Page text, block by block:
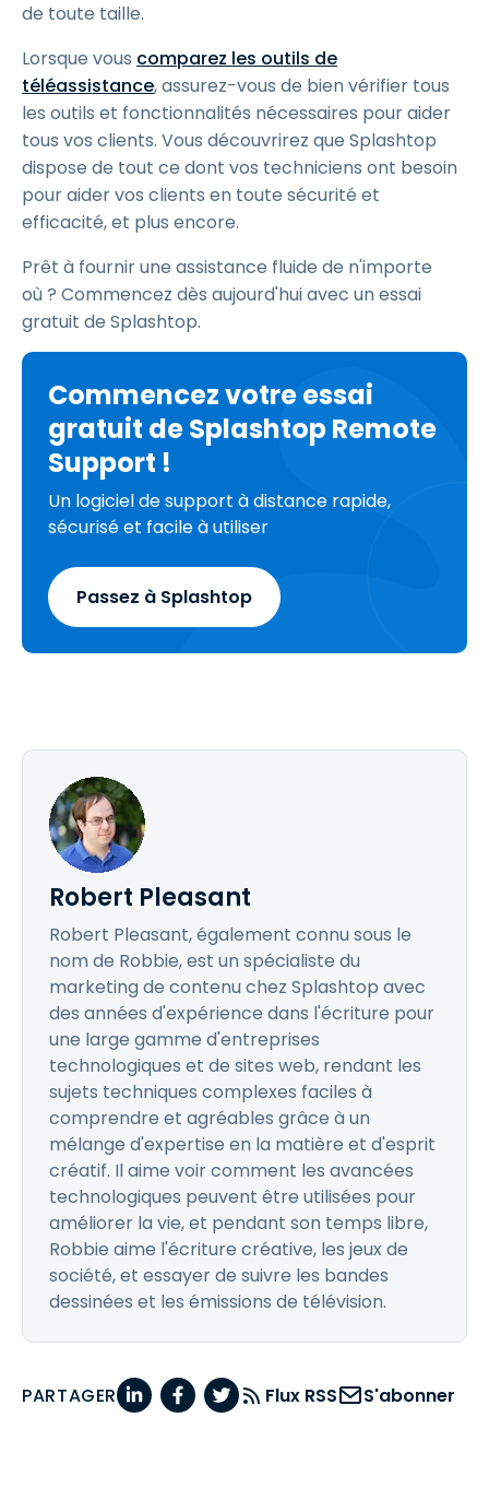
de toute taille.
Lorsque vous comparez les outils de
téléassistance, assurez-vous de bien vérifier tous
les outils et fonctionnalités nécessaires pour aider
tous vos clients. Vous découvrirez que Splashtop
dispose de tout ce dont vos techniciens ont besoin
pour aider vos clients en toute sécurité et
efficacité, et plus encore.
Prêt à fournir une assistance fluide de n'importe
où ? Commencez dès aujourd'hui avec un essai
gratuit de Splashtop.
Commencez votre essai
gratuit de Splashtop Remote
Support !
Un logiciel de support à distance rapide,
sécurisé et facile à utiliser
Passez à Splashtop
Robert Pleasant
Robert Pleasant, également connu sous le
nom de Robbie, est un spécialiste du
marketing de contenu chez Splashtop avec
des années d'expérience dans l'écriture pour
une large gamme d'entreprises
technologiques et de sites web, rendant les
sujets techniques complexes faciles à
comprendre et agréables grâce à un
mélange d'expertise en la matière et d'esprit
créatif. Il aime voir comment les avancées
technologiques peuvent être utilisées pour
améliorer la vie, et pendant son temps libre,
Robbie aime l'écriture créative, les jeux de
société, et essayer de suivre les bandes
dessinées et les émissions de télévision.
PARTAGER Flux RSS S'abonner